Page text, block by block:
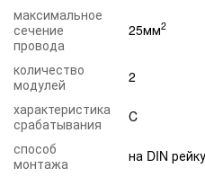
максимальное
сечение
провода
25мм2
количество
модулей
2
характеристика
срабатывания
C
способ
монтажа
на DIN рейку